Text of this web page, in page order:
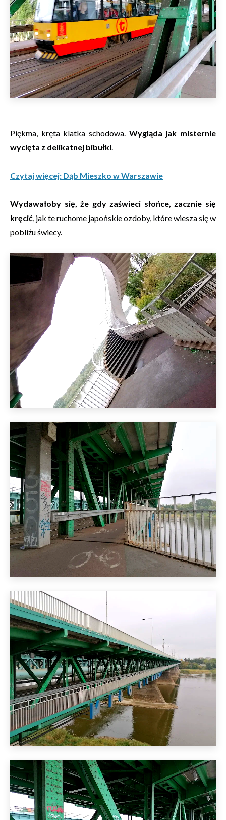
Piękma, kręta klatka schodowa. Wygląda jak misternie
wycięta z delikatnej bibułki.
Czytaj więcej: Dąb Mieszko w Warszawie
Wydawałoby się, że gdy zaświeci słońce, zacznie się
kręcić, jak te ruchome japońskie ozdoby, które wiesza się w
pobliżu świecy.